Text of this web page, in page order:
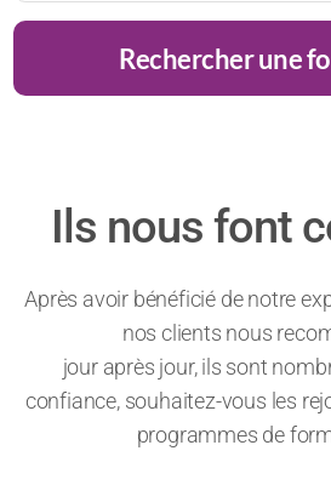
Rechercher une
Ils nous font
Après avoir bénéficié de notre
nos clients nous
jour après jour, ils sont
confiance, souhaitez-vous les
programmes de